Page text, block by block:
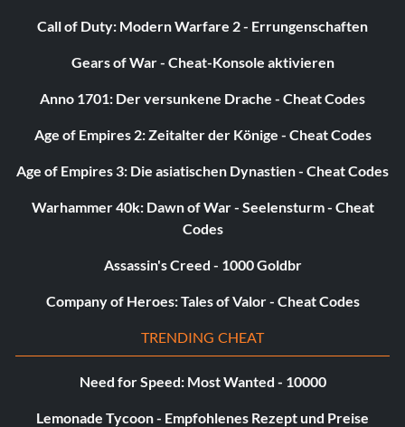
Call of Duty: Modern Warfare 2 - Errungenschaften
Gears of War - Cheat-Konsole aktivieren
Anno 1701: Der versunkene Drache - Cheat Codes
Age of Empires 2: Zeitalter der Könige - Cheat Codes
Age of Empires 3: Die asiatischen Dynastien - Cheat Codes
Warhammer 40k: Dawn of War - Seelensturm - Cheat
Codes
Assassin's Creed - 1000 Goldbr
Company of Heroes: Tales of Valor - Cheat Codes
TRENDING CHEAT
Need for Speed: Most Wanted - 10000
Lemonade Tycoon - Empfohlenes Rezept und Preise